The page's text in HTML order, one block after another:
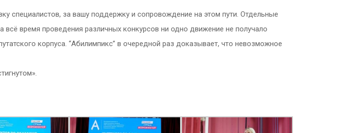
специалистов, за вашу поддержку и сопровождение на этом пути. Отдельные
время проведения различных конкурсов ни одно движение не получало
корпуса. “Абилимпикс” в очередной раз доказывает, что невозможное